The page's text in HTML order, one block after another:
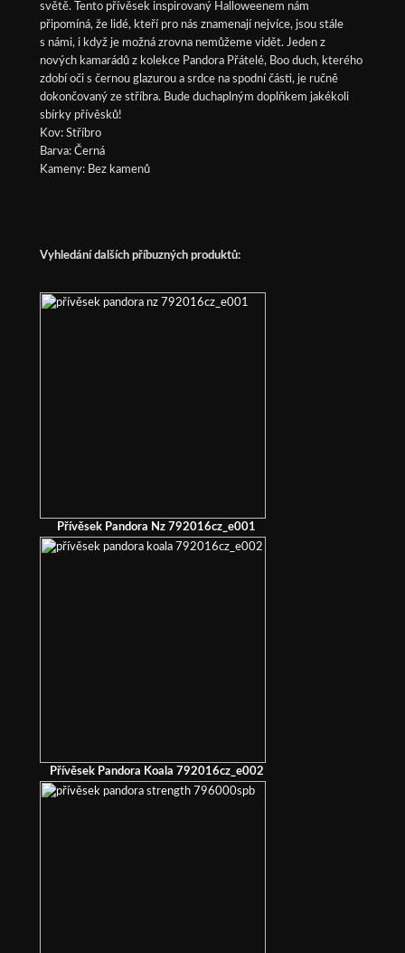
světě. Tento přívěsek inspirovaný Halloweenem nám
připomíná, že lidé, kteří pro nás znamenají nejvíce, jsou stále
s námi, i když je možná zrovna nemůžeme vidět. Jeden z
nových kamarádů z kolekce Pandora Přátelé, Boo duch, kterého
zdobí oči s černou glazurou a srdce na spodní části, je ručně
dokončovaný ze stříbra. Bude duchaplným doplňkem jakékoli
sbírky přívěsků!
Kov: Stříbro
Barva: Černá
Kameny: Bez kamenů
Vyhledání dalších příbuzných produktů:
Přívěsek Pandora Nz 792016cz_e001
Přívěsek Pandora Koala 792016cz_e002